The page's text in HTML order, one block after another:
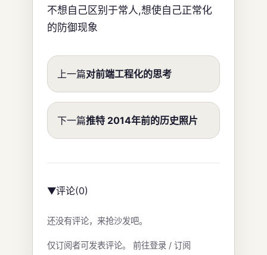
不想自己区别于常人,想使自己正常化
的防御现象
上一篇对前端工程化的思考
下一篇推特 2014年前的历史照片
▶评论(0)
还没有评论，来抢沙发吧。
仅订阅者可发表评论。 前往登录 / 订阅